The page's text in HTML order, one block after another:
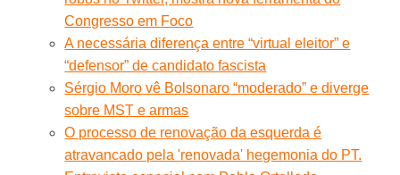
Congresso em Foco
A necessária diferença entre “virtual eleitor” e
“defensor” de candidato fascista
Sérgio Moro vê Bolsonaro “moderado” e diverge
sobre MST e armas
O processo de renovação da esquerda é
atravancado pela 'renovada' hegemonia do PT.